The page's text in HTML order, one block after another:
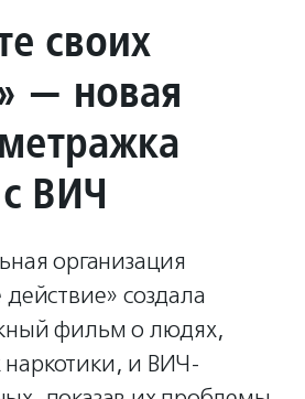
своих
— новая
ВИЧ
организация
создала
фильм о людях,
и ВИЧ-